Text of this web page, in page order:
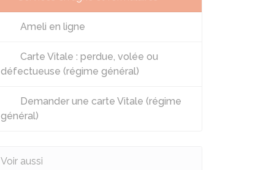
Ameli en ligne
Carte Vitale : perdue, volée ou
défectueuse (régime général)
Demander une carte Vitale (régime
général)
Voir aussi